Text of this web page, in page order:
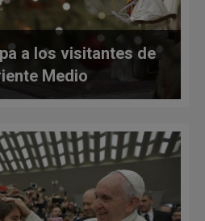
a los visitantes de
Medio